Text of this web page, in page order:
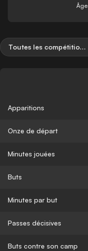
Âge
Toutes les compétitions
Apparitions
Onze de départ
Minutes jouées
Buts
Minutes par but
Passes décisives
Buts contre son camp